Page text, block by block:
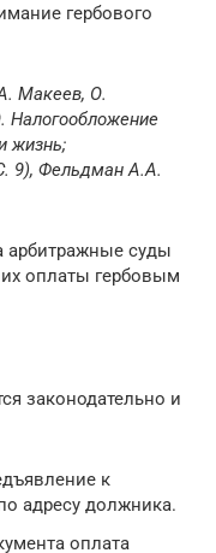
гербового
Макеев, О.
Налогообложение
жизнь;
9), Фельдман А.А.
арбитражные суды
оплаты гербовым
законодательно и
к
адресу должника.
оплата